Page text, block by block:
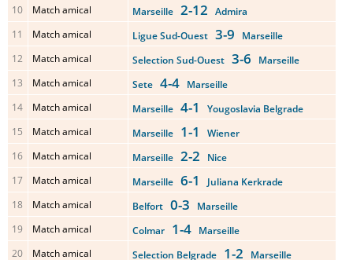
10
Match amical Marseille 2-12 Admira
11
Match amical Ligue Sud-Ouest 3-9 Marseille
12
Match amical Selection Sud-Ouest 3-6 Marseille
13
Match amical Sete 4-4 Marseille
14
Match amical Marseille 4-1
Yougoslavia Belgrade
15
Match amical Marseille 1-1
Wiener
16
Match amical Marseille 2-2 Nice
17
Match amical Marseille 6-1
Juliana Kerkrade
18
Match amical Belfort 0-3 Marseille
19
Match amical Colmar 1-4 Marseille
20
Match amical Selection Belgrade 1-2 Marseille